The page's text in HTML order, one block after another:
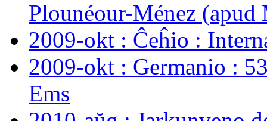
Plounéour-Ménez
2009-okt : Ĉeĥio :
2009-okt : Germanio :
Ems